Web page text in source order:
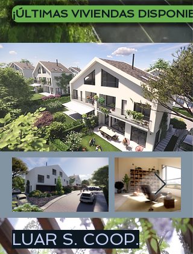
¡ÚLTIMAS VIVIENDAS
LUAR S. COOP.